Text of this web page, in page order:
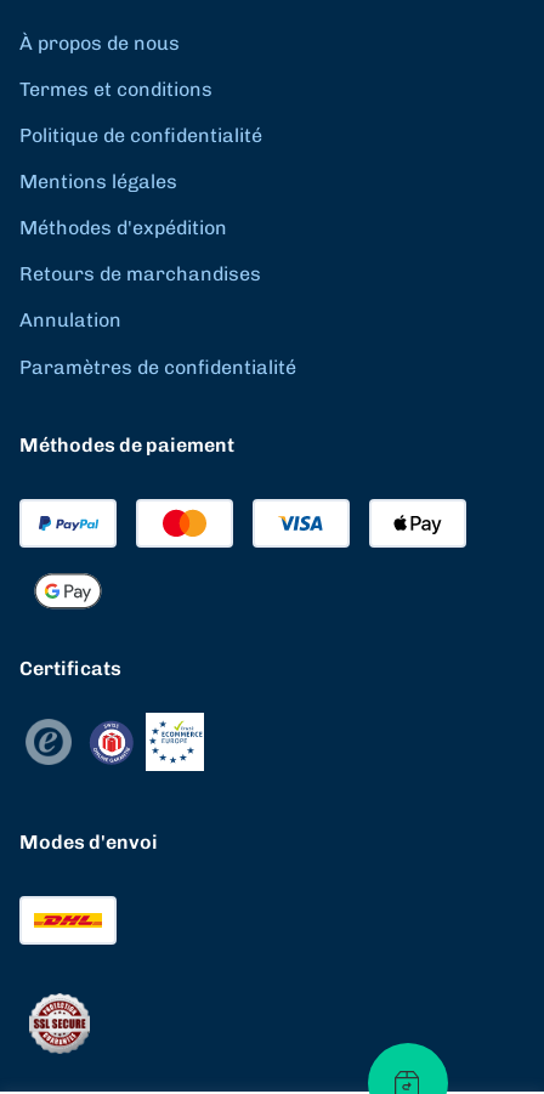
À propos de nous
Termes et conditions
Politique de confidentialité
Mentions légales
Méthodes d'expédition
Retours de marchandises
Annulation
Paramètres de confidentialité
Méthodes de paiement
Certificats
Modes d'envoi